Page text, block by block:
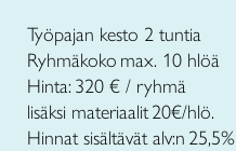
Työpajan kesto 2 tuntia
Ryhmäkoko max. 10 hlöä
Hinta: 320 € / ryhmä
lisäksi materiaalit 20€/hlö.
Hinnat sisältävät alv:n 25,5%